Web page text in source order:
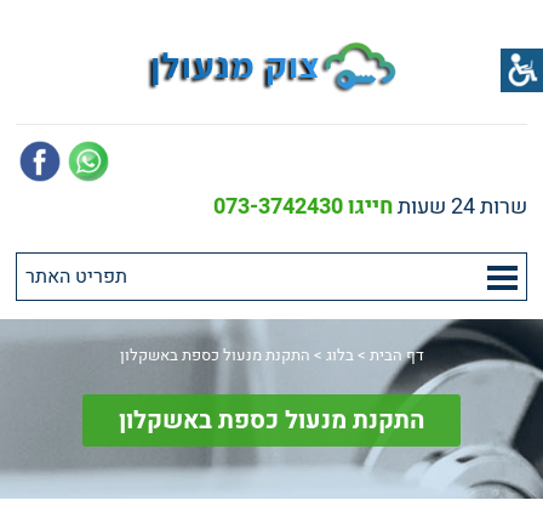
שרות 24 שעות חייגו 073-3742430
דף הבית >בלוג > התקנת מנעול כספת באשקלון
התקנת מנעול כספת באשקלון